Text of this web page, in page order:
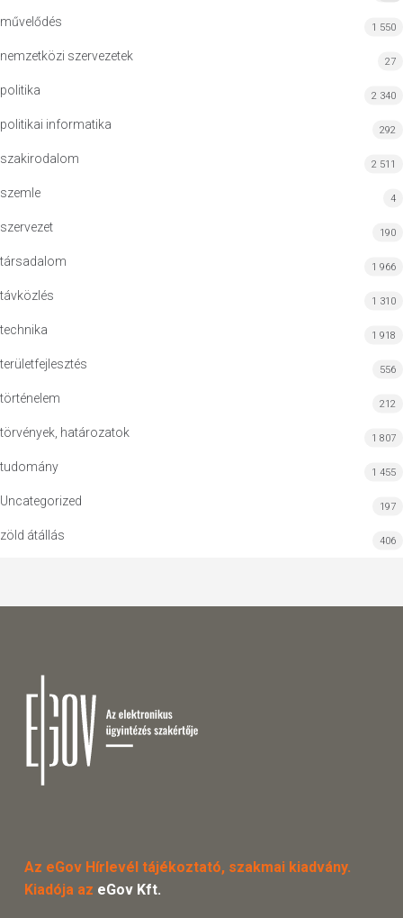
művelődés 1 550
nemzetközi szervezetek 27
politika 2 340
politikai informatika 292
szakirodalom 2 511
szemle 4
szervezet 190
társadalom 1 966
távközlés 1 310
technika 1 918
területfejlesztés 556
történelem 212
törvények, határozatok 1 807
tudomány 1 455
Uncategorized 197
zöld átállás 406
Az eGov Hírlevél tájékoztató, szakmai kiadvány.
Kiadója az eGov Kft.